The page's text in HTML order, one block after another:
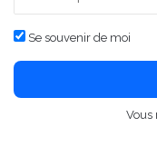
Se souvenir de moi
Vous